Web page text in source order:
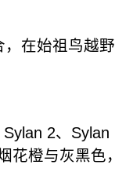
在始祖鸟越
2、
花橙与灰黑色